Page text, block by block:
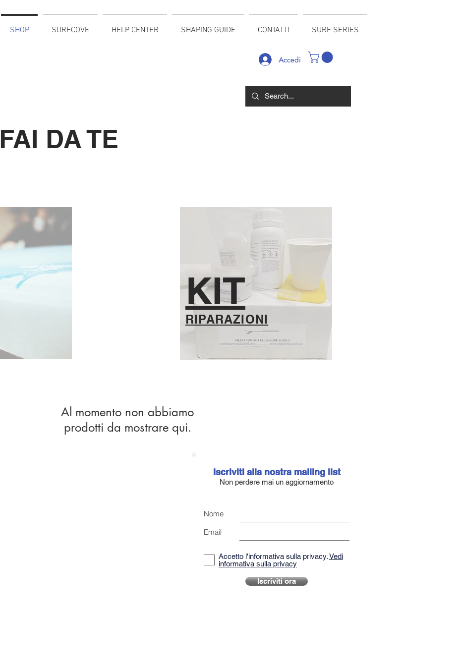
SHOP SURFCOVE HELP CENTER SHAPING GUIDE CONTATTI SURF SERIES
Accedi
FAI DA TE
KIT
RIPARAZIONI
Al momento non abbiamo
prodotti da mostrare qui.
Iscriviti alla nostra mailing list
Non perdere mai un aggiornamento
Nome
Email
Accetto l'informativa sulla privacy.Vedi
informativa sulla privacy
Iscriviti ora